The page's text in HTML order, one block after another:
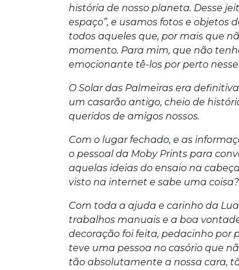
história de nosso planeta. Desse
espaço”, e usamos fotos e objetos
todos aqueles que, por mais que
momento. Para mim, que não
emocionante tê-los por perto
O Solar das Palmeiras era
um casarão antigo, cheio de
queridos de amigos nossos.
Com o lugar fechado, e as
o pessoal da Moby Prints para
aquelas ideias do ensaio na
visto na internet e sabe uma
Com toda a ajuda e carinho da
trabalhos manuais e a boa
decoração foi feita, pedacinho por
teve uma pessoa no casório que
tão absolutamente a nossa cara,